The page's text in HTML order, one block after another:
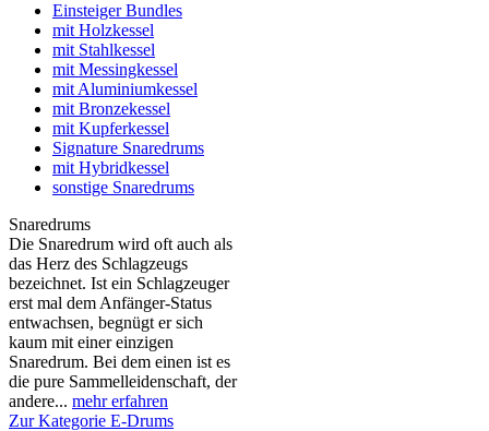
Einsteiger Bundles
mit Holzkessel
mit Stahlkessel
mit Messingkessel
mit Aluminiumkessel
mit Bronzekessel
mit Kupferkessel
Signature Snaredrums
mit Hybridkessel
sonstige Snaredrums
Snaredrums
Die Snaredrum wird oft auch als
das Herz des Schlagzeugs
bezeichnet. Ist ein Schlagzeuger
erst mal dem Anfänger-Status
entwachsen, begnügt er sich
kaum mit einer einzigen
Snaredrum. Bei dem einen ist es
die pure Sammelleidenschaft, der
andere... mehr erfahren
Zur Kategorie E-Drums